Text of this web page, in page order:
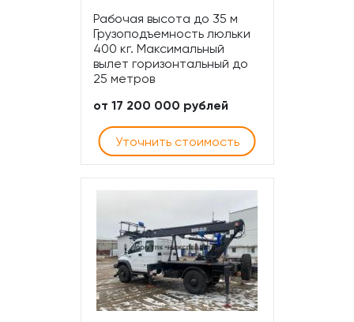
Рабочая высота до 35 м
Грузоподъемность люльки
400 кг. Максимальный
вылет горизонтальный до
25 метров
от 17 200 000 рублей
Уточнить стоимость